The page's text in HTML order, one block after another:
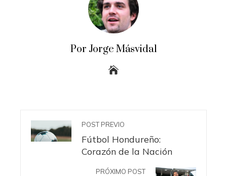
Por Jorge Másvidal
POST PREVIO
Fútbol Hondureño:
Corazón de la Nación
PRÓXIMO POST